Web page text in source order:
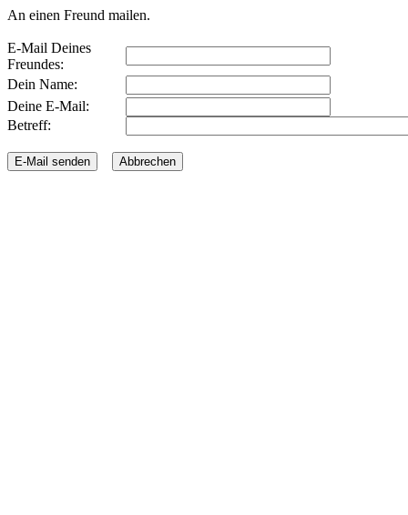
An einen Freund mailen.
E-Mail Deines
Freundes:
Dein Name:
Deine E-Mail:
Betreff: